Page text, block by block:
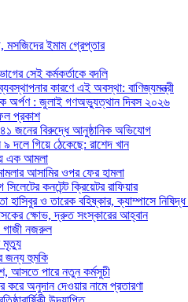
মসজিদের ইমাম গ্রেপ্তার
সেই কর্মকর্তাকে বদলি
কারণে এই অবস্থা: বাণিজ্যমন্ত্রী
অর্পণ : জুলাই গণঅভ্যুত্থান দিবস ২০২৬
প্রকাশ
৪১ জনের বিরুদ্ধে আনুষ্ঠানিক অভিযোগ
দলে গিয়ে ঠেকেছে: রাশেদ খান
এক আমলা
আসামির ওপর ফের হামলা
কনটেন্ট ক্রিয়েটর রাফিয়ার
হাসিবুর ও তারেক বহিষ্কার, ক্যাম্পাসে
ক্ষোভ, দ্রুত সংস্কারের আহ্বান
গাজী নজরুল
মৃত্যু
জন্য হুমকি
আসতে পারে নতুন কর্মসুচী
করে অনুদান দেওয়ার নামে প্রতারণা